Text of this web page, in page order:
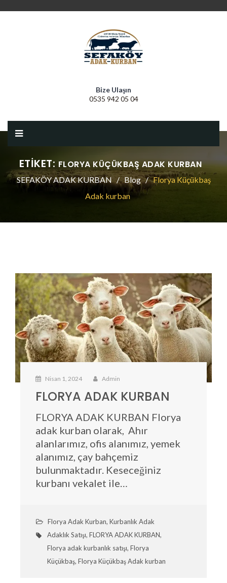
Bize Ulaşın
0535 942 05 04
ETIKET: FLORYA KÜÇÜKBAŞ ADAK KURBAN
SEFAKÖY ADAK KURBAN Blog
Florya Küçükbaş
Adak kurban
Nisan 1, 2024 Admin
FLORYA ADAK KURBAN
FLORYA ADAK KURBAN Florya
adak kurban olarak, Ahır
alanlarımız, ofis alanımız, yemek
alanımız, çay bahçemiz
bulunmaktadır. Keseceğiniz
kurbanı vekalet ile…
Florya Adak Kurban, Kurbanlık Adak
Adaklık Satışı, FLORYA ADAK KURBAN,
Florya adak kurbanlık satışı, Florya
Küçükbaş, Florya Küçükbaş Adak kurban